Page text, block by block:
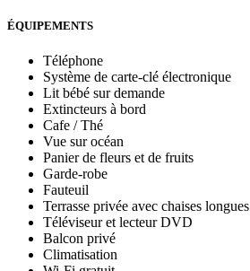
ÉQUIPEMENTS
Téléphone
Système de carte-clé électronique
Lit bébé sur demande
Extincteurs à bord
Cafe / Thé
Vue sur océan
Panier de fleurs et de fruits
Garde-robe
Fauteuil
Terrasse privée avec chaises longues
Téléviseur et lecteur DVD
Balcon privé
Climatisation